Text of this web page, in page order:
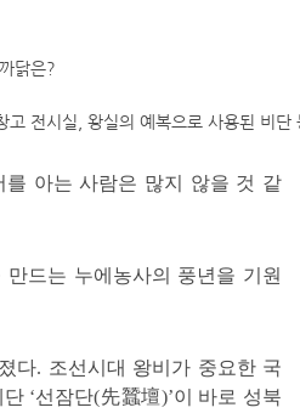
닭은?
고 전시실, 왕실의 예복으로 사용된 비단
를 아는 사람은 많지 않을 것 같
드는 누에농사의 풍년을 기원
다. 조선시대 왕비가 중요한 국
‘선잠단(先蠶壇)’이 바로 성북